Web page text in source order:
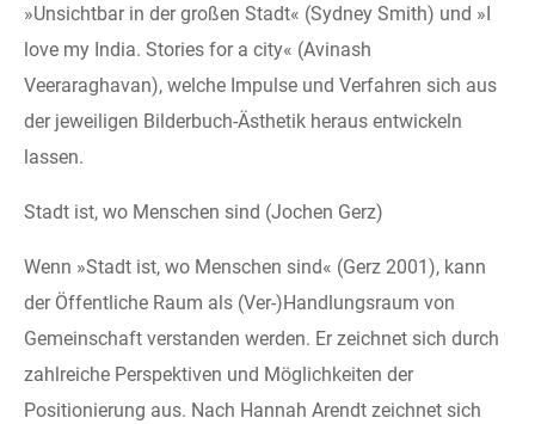
»Unsichtbar in der großen Stadt« (Sydney Smith) und »I
love my India. Stories for a city« (Avinash
Veeraraghavan), welche Impulse und Verfahren sich aus
der jeweiligen Bilderbuch-Ästhetik heraus entwickeln
lassen.
Stadt ist, wo Menschen sind (Jochen Gerz)
Wenn »Stadt ist, wo Menschen sind« (Gerz 2001), kann
der Öffentliche Raum als (Ver-)Handlungsraum von
Gemeinschaft verstanden werden. Er zeichnet sich durch
zahlreiche Perspektiven und Möglichkeiten der
Positionierung aus. Nach Hannah Arendt zeichnet sich